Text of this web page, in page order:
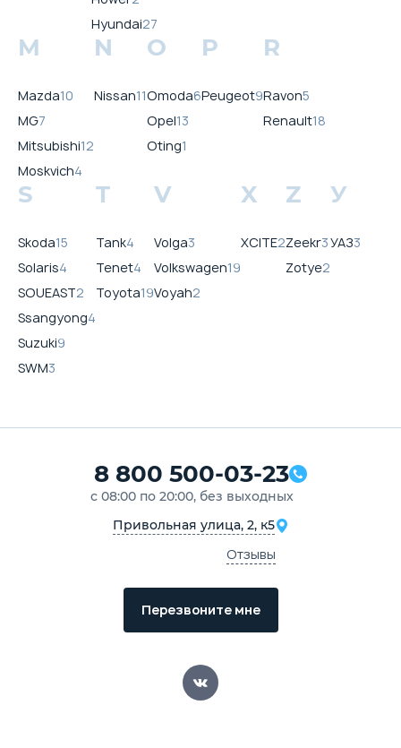
Hyundai27
M
Mazda10
MG7
Mitsubishi12
Moskvich4
N
Nissan11
O
Omoda6
Opel13
Oting1
P
Peugeot9
R
Ravon5
Renault18
S
Skoda15
Solaris4
SOUEAST2
Ssangyong4
Suzuki9
SWM3
T
Tank4
Tenet4
Toyota19
V
Volga3
Volkswagen19
Voyah2
X
XCITE2
Z
Zeekr3
Zotye2
У
УАЗ3
8 800 500-03-23
с 08:00 по 20:00, без выходных
Привольная улица, 2, к5
Отзывы
Перезвоните мне